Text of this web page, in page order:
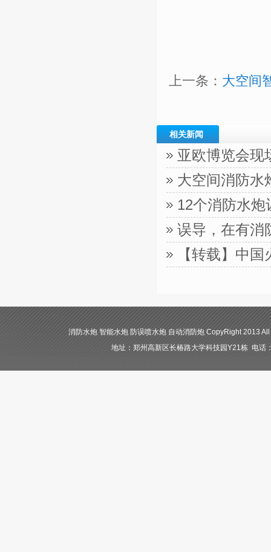
上一条： 大空间
相关新闻
亚欧博览会现
大空间消防水
12个消防水
误导，在有消
【转载】中
消防水炮 智能水炮 防误喷水炮 自动消防炮 CopyRight 2013
地址：郑州高新区长椿路大学科技园Y21栋 电